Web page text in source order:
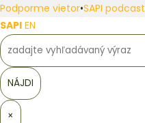
Podporme vietor•SAPI podcast
SAPI EN
×